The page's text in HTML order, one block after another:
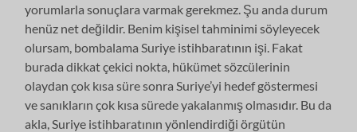
yorumlarla sonuçlara varmak gerekmez. Şu anda durum
henüz net değildir. Benim kişisel tahminimi söyleyecek
olursam, bombalama Suriye istihbaratının işi. Fakat
burada dikkat çekici nokta, hükümet sözcülerinin
olaydan çok kısa süre sonra Suriye’yi hedef göstermesi
ve sanıkların çok kısa sürede yakalanmış olmasıdır. Bu da
akla, Suriye istihbaratının yönlendirdiği örgütün